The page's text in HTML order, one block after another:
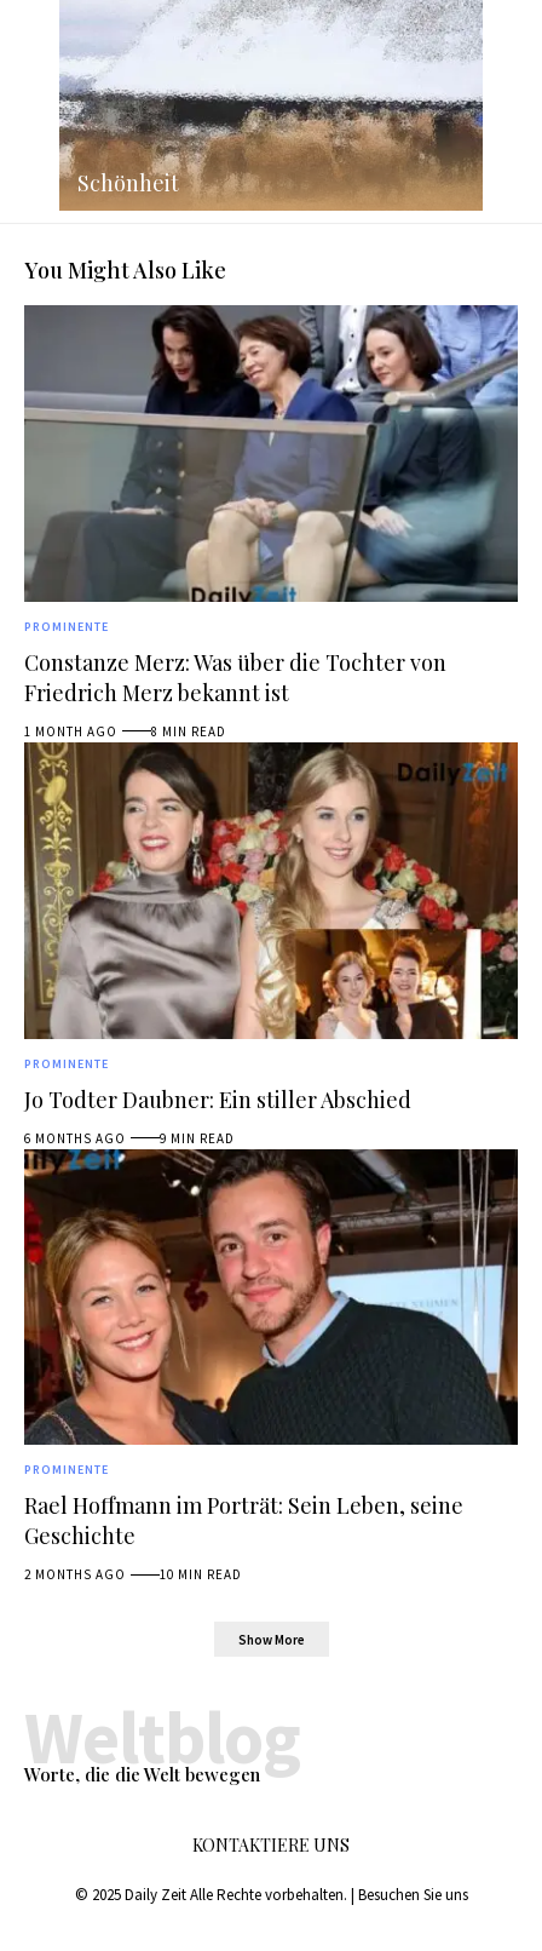
Schönheit
You Might Also Like
PROMINENTE
Constanze Merz: Was über die Tochter von
Friedrich Merz bekannt ist
1 MONTH AGO 8 MIN READ
PROMINENTE
Jo Todter Daubner: Ein stiller Abschied
6 MONTHS AGO 9 MIN READ
PROMINENTE
Rael Hoffmann im Porträt: Sein Leben, seine
Geschichte
2 MONTHS AGO 10 MIN READ
Show More
Worte, die die Welt bewegen
Weltblog
KONTAKTIERE UNS
© 2025 Daily Zeit Alle Rechte vorbehalten. | Besuchen Sie uns